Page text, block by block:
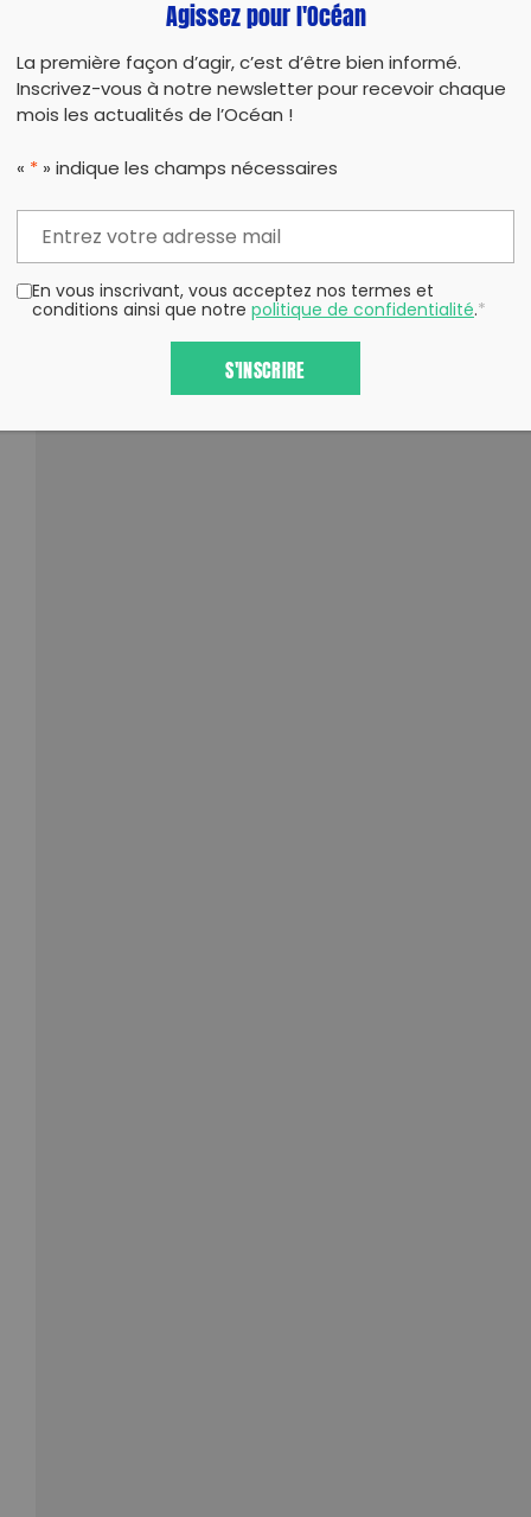
Agissez pour l'Océan
La première façon d’agir, c’est d’être bien informé.
Inscrivez-vous à notre newsletter pour recevoir chaque
mois les actualités de l’Océan !
« * » indique les champs nécessaires
En vous inscrivant, vous acceptez nos termes et
conditions ainsi que notre politique de confidentialité.*
S'INSCRIRE